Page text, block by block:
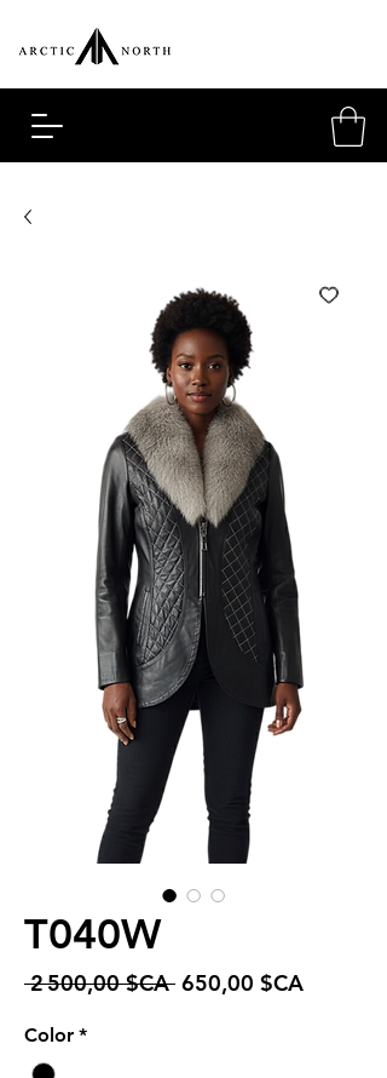
T040W
2 500,00 $CA Prix
650,00 $CAPrix
Color *